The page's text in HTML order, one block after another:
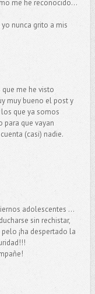
me he reconocido...
nunca grito a mis
me he visto
muy bueno el post y
que ya somos
para que vayan
(casi) nadie.
adolescentes ...
sin rechistar,
¡ha despertado la